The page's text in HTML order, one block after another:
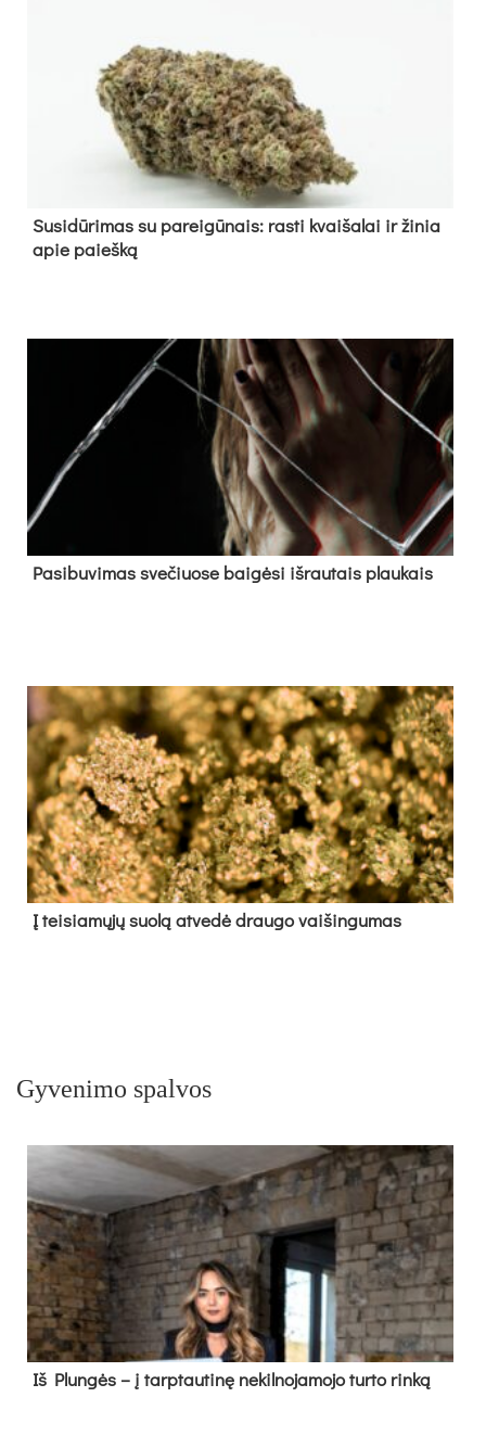
Su­si­dū­ri­mas su pa­rei­gū­nais: ras­ti kvai­ša­lai ir ži­nia
apie paieš­ką
Pa­si­bu­vi­mas sve­čiuo­se bai­gė­si iš­rau­tais plau­kais
Į tei­sia­mų­jų suo­lą at­ve­dė drau­go vai­šin­gu­mas
Gyvenimo spalvos
Iš Plungės – į tarptautinę nekilnojamojo turto rinką